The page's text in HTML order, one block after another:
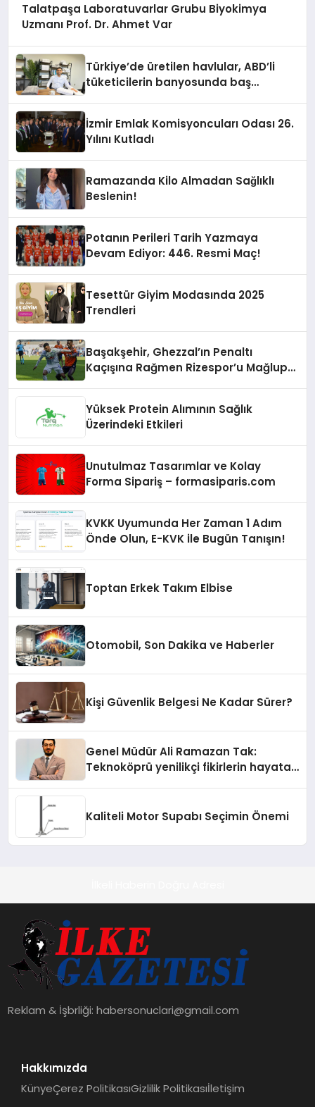
Talatpaşa Laboratuvarlar Grubu Biyokimya
Uzmanı Prof. Dr. Ahmet Var
Türkiye’de üretilen havlular, ABD’li
tüketicilerin banyosunda baş
İzmir Emlak Komisyoncuları Odası 26.
Yılını Kutladı
Ramazanda Kilo Almadan Sağlıklı
Beslenin!
Potanın Perileri Tarih Yazmaya
Devam Ediyor: 446. Resmi Maç!
Tesettür Giyim Modasında 2025
Trendleri
Başakşehir, Ghezzal’ın Penaltı
Kaçışına Rağmen Rizespor’u Mağlup
Yüksek Protein Alımının Sağlık
Üzerindeki Etkileri
Unutulmaz Tasarımlar ve Kolay
Forma Sipariş – formasiparis.com
KVKK Uyumunda Her Zaman 1 Adım
Önde Olun, E-KVK ile Bugün Tanışın!
Toptan Erkek Takım Elbise
Otomobil, Son Dakika ve Haberler
Kişi Güvenlik Belgesi Ne Kadar Sürer?
Genel Müdür Ali Ramazan Tak:
Teknoköprü yenilikçi fikirlerin hayata
Kaliteli Motor Supabı Seçimin Önemi
Reklam & İşbrliği:habersonuclari@gmail.com
Hakkımızda
KünyeÇerez PolitikasıGizlilik Politikasıİletişim